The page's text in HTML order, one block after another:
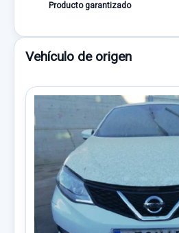
Producto garantizado
Vehículo de origen